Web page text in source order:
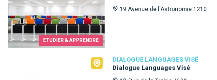
ETUDIER & APPRENDRE
19 Avenue de l'Astronomie 1210
DIALOGUE LANGUAGES VISÉ
Dialogue Languages Visé
Dialogue Languages Visé